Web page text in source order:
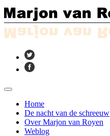
Home
De nacht van de schreeuw
Over Marjon van Royen
Weblog